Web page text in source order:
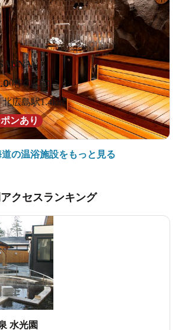
0件の口コミ
広島駅1.4km
ンあり
の温浴施設をもっと見る
クセスランキング
水光園